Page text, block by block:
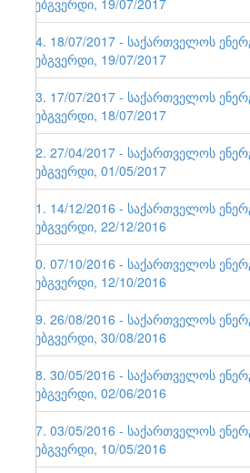
ვებგვერდი, 19/07/2017
84. 18/07/2017 - საქართველოს
ვებგვერდი, 19/07/2017
83. 17/07/2017 - საქართველოს
ვებგვერდი, 18/07/2017
82. 27/04/2017 - საქართველოს
ვებგვერდი, 01/05/2017
81. 14/12/2016 - საქართველოს
ვებგვერდი, 22/12/2016
80. 07/10/2016 - საქართველოს
ვებგვერდი, 12/10/2016
79. 26/08/2016 - საქართველოს
ვებგვერდი, 30/08/2016
78. 30/05/2016 - საქართველოს
ვებგვერდი, 02/06/2016
77. 03/05/2016 - საქართველოს
ვებგვერდი, 10/05/2016